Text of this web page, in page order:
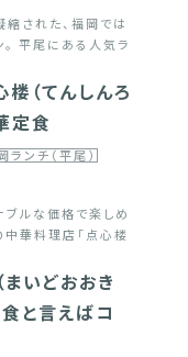
された、福岡では
平尾にある人気ラ
楼（てんしんろ
定食
ランチ（平尾）
ルな価格で楽しめ
華料理店「点心楼
まいどおおき
と言えばコ